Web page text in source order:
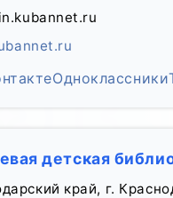
Одноклассники
детская
край, г.